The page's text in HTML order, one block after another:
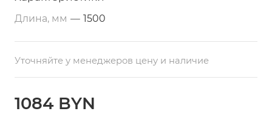
Длина, мм — 1500
Уточняйте у менеджеров цену и наличие
1084 BYN